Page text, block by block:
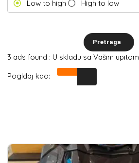
Low to high
High to low
Pretraga
3 ads found : U skladu sa Vašim upitom
Pogldaj kao: